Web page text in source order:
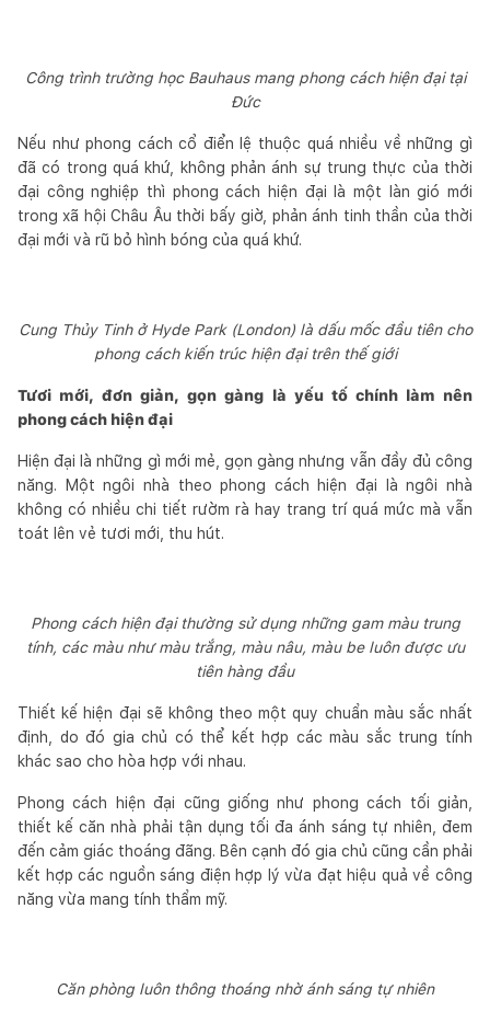
Công trình trường học Bauhaus mang phong cách hiện đại tại
Đức
Nếu như phong cách cổ điển lệ thuộc quá nhiều về những gì
đã có trong quá khứ, không phản ánh sự trung thực của thời
đại công nghiệp thì phong cách hiện đại là một làn gió mới
trong xã hội Châu Âu thời bấy giờ, phản ánh tinh thần của thời
đại mới và rũ bỏ hình bóng của quá khứ.
Cung Thủy Tinh ở Hyde Park (London) là dấu mốc đầu tiên cho
phong cách kiến trúc hiện đại trên thế giới
Tươi mới, đơn giản, gọn gàng là yếu tố chính làm nên
phong cách hiện đại
Hiện đại là những gì mới mẻ, gọn gàng nhưng vẫn đầy đủ công
năng. Một ngôi nhà theo phong cách hiện đại là ngôi nhà
không có nhiều chi tiết rườm rà hay trang trí quá mức mà vẫn
toát lên vẻ tươi mới, thu hút.
Phong cách hiện đại thường sử dụng những gam màu trung
tính, các màu như màu trắng, màu nâu, màu be luôn được ưu
tiên hàng đầu
Thiết kế hiện đại sẽ không theo một quy chuẩn màu sắc nhất
định, do đó gia chủ có thể kết hợp các màu sắc trung tính
khác sao cho hòa hợp với nhau.
Phong cách hiện đại cũng giống như phong cách tối giản,
thiết kế căn nhà phải tận dụng tối đa ánh sáng tự nhiên, đem
đến cảm giác thoáng đãng. Bên cạnh đó gia chủ cũng cần phải
kết hợp các nguồn sáng điện hợp lý vừa đạt hiệu quả về công
năng vừa mang tính thẩm mỹ.
Căn phòng luôn thông thoáng nhờ ánh sáng tự nhiên